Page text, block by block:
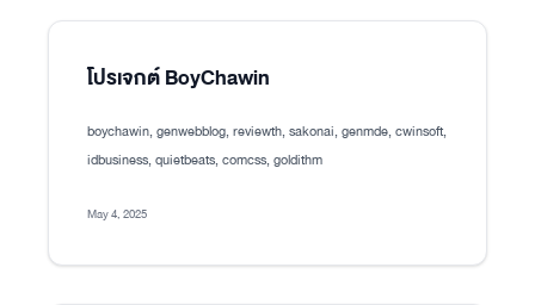
โปรเจกต์ BoyChawin
boychawin, genwebblog, reviewth, sakonai, genmde, cwinsoft,
idbusiness, quietbeats, comcss, goldithm
May 4, 2025